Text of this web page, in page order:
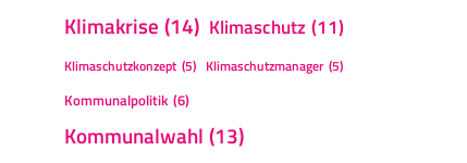
Klimakrise (14) Klimaschutz (11)
Klimaschutzkonzept (5) Klimaschutzmanager (5)
Kommunalpolitik (6)
Kommunalwahl (13)